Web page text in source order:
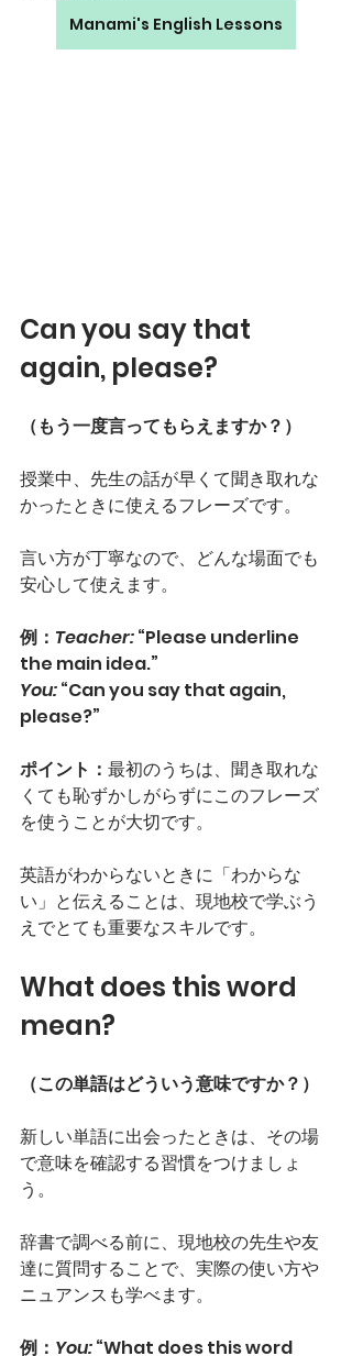
Manami's English Lessons
Can you say that
again, please?
（もう一度言ってもらえますか？）
授業中、先生の話が早くて聞き取れな
かったときに使えるフレーズです。
言い方が丁寧なので、どんな場面でも
安心して使えます。
例： Teacher: “Please underline
the main idea.”
You: “Can you say that again,
please?”
ポイント： 最初のうちは、聞き取れな
くても恥ずかしがらずにこのフレーズ
を使うことが大切です。
英語がわからないときに「わからな
い」と伝えることは、現地校で学ぶう
えでとても重要なスキルです。
What does this word
mean?
（この単語はどういう意味ですか？）
新しい単語に出会ったときは、その場
で意味を確認する習慣をつけましょ
う。
辞書で調べる前に、現地校の先生や友
達に質問することで、実際の使い方や
ニュアンスも学べます。
例： You: “What does this word